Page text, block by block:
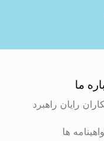
ما
رایان راهبرد
ها